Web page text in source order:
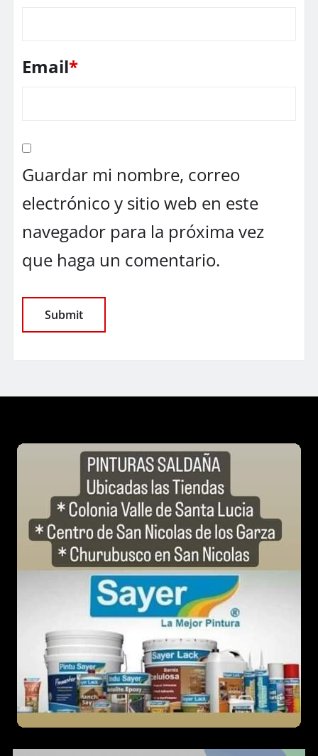
Email*
Guardar mi nombre, correo
electrónico y sitio web en este
navegador para la próxima vez
que haga un comentario.